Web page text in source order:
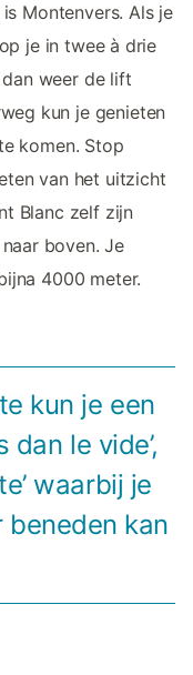
Montenvers. Als je
je in twee à drie
weer de lift
kun je genieten
komen. Stop
van het uitzicht
Blanc zelf zijn
boven. Je
4000 meter.
kun je een
le vide’,
waarbij je
kan